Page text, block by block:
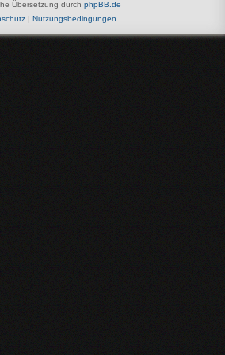
Übersetzung durch phpBB.de
| Nutzungsbedingungen